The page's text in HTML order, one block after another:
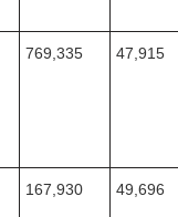
769,335 47,915
167,930 49,696